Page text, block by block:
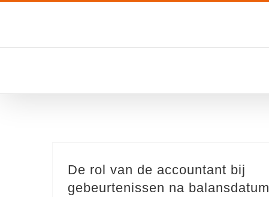
De rol van de accountant bij
gebeurtenissen na balansdatum